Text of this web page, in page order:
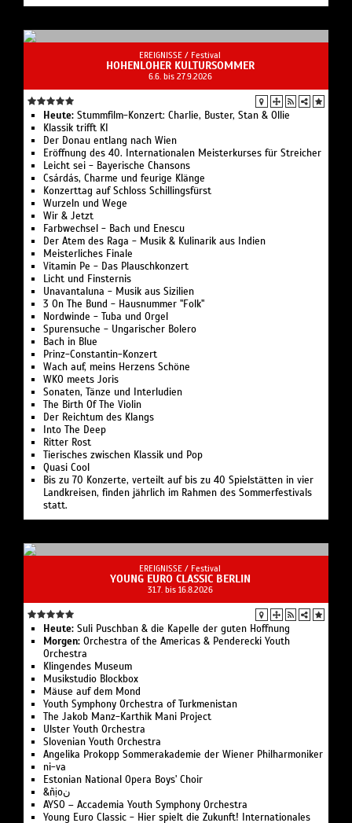
EREIGNISSE / Festival
HOHENLOHER KULTURSOMMER
6.6. bis 27.9.2026
Heute: Stummfilm-Konzert: Charlie, Buster, Stan & Ollie
Klassik trifft KI
Der Donau entlang nach Wien
Eröffnung des 40. Internationalen Meisterkurses für Streicher
Leicht sei - Bayerische Chansons
Csárdás, Charme und feurige Klänge
Konzerttag auf Schloss Schillingsfürst
Wurzeln und Wege
Wir & Jetzt
Farbwechsel - Bach und Enescu
Der Atem des Raga - Musik & Kulinarik aus Indien
Meisterliches Finale
Vitamin Pe - Das Plauschkonzert
Licht und Finsternis
Unavantaluna - Musik aus Sizilien
3 On The Bund - Hausnummer "Folk"
Nordwinde - Tuba und Orgel
Spurensuche - Ungarischer Bolero
Bach in Blue
Prinz-Constantin-Konzert
Wach auf, meins Herzens Schöne
WKO meets Joris
Sonaten, Tänze und Interludien
The Birth Of The Violin
Der Reichtum des Klangs
Into The Deep
Ritter Rost
Tierisches zwischen Klassik und Pop
Quasi Cool
Bis zu 70 Konzerte, verteilt auf bis zu 40 Spielstätten in vier
Landkreisen, finden jährlich im Rahmen des Sommerfestivals
statt.
EREIGNISSE / Festival
YOUNG EURO CLASSIC BERLIN
31.7. bis 16.8.2026
Heute: Suli Pusch­ban & die Ka­pelle der gu­ten Hoff­nung
Morgen: Or­ches­tra of the Ameri­cas & Pen­de­recki Youth
Orchestra
Klingendes Museum
Musikstudio Blockbox
Mäuse auf dem Mond
Youth Symphony Orchestra of Turk­menistan
The Jakob Manz-Karthik Mani Project
Ulster Youth Or­chestra
Slo­ve­ni­an Youth Orchestra
Angelika Pro­kopp Som­mer­akademie der Wiener Philharmoniker
ni-va
Estonian National Opera Boys' Choir
&ñịoن
AYSO – Accademia Youth Symphony Orchestra
Young Euro Classic - Hier spielt die Zukunft! Internationales